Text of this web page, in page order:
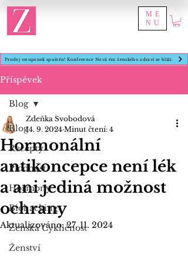
ME
NU
Prodej vstupenek spuštěn! Konference Nová éra ženského zdraví se blíží.
Příspěvek
Blog
Recepty
Plodnost
Hormony
Biohacking
Ženská Cykličnost
Ženství
Blog
Hormonální
antikoncepce není lék
a ani jediná možnost
ochrany
Zdeňka Svobodová
14. 9. 2024 Minut čtení: 4
Aktualizováno:27. 11. 2024